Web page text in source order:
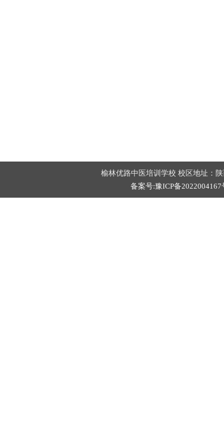
榆林优路中医培训学校 校区地址：
备案号:豫ICP备2022004167